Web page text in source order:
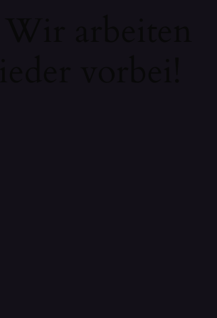
arbeiten
vorbei!